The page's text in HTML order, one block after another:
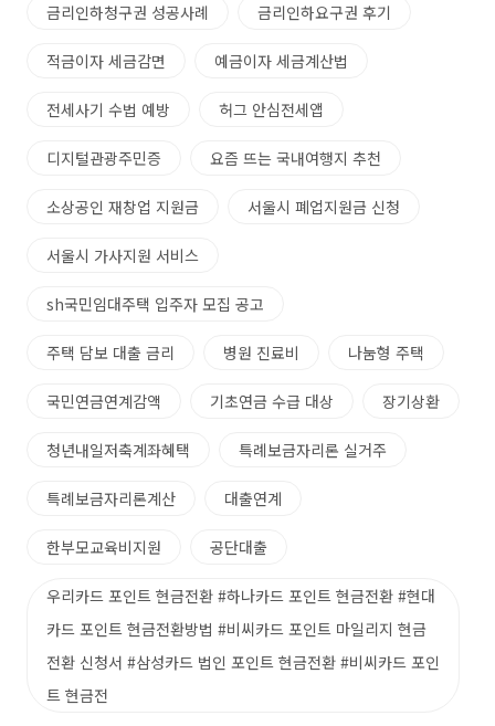
금리인하청구권 성공사례 금리인하요구권 후기
적금이자 세금감면 예금이자 세금계산법
전세사기 수법 예방 허그 안심전세앱
디지털관광주민증 요즘 뜨는 국내여행지 추천
소상공인 재창업 지원금 서울시 폐업지원금 신청
서울시 가사지원 서비스
sh국민임대주택 입주자 모집 공고
주택 담보 대출 금리 병원 진료비 나눔형 주택
국민연금연계감액 기초연금 수급 대상 장기상환
청년내일저축계좌혜택 특례보금자리론 실거주
특례보금자리론계산 대출연계
한부모교육비지원 공단대출
우리카드 포인트 현금전환 #하나카드 포인트 현금전환 #현대
카드 포인트 현금전환방법 #비씨카드 포인트 마일리지 현금
전환 신청서 #삼성카드 법인 포인트 현금전환 #비씨카드 포인
트 현금전